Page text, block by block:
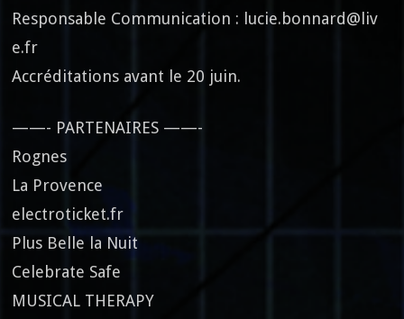
Responsable Communication : lucie.bonnard@liv
e.fr
Accréditations avant le 20 juin.
——- PARTENAIRES ——-
Rognes
La Provence
electroticket.fr
Plus Belle la Nuit
Celebrate Safe
MUSICAL THERAPY